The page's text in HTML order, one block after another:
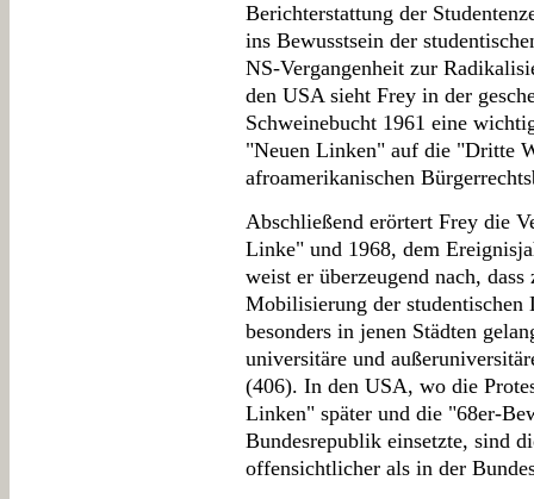
Berichterstattung der
ins Bewusstsein der
NS-Vergangenheit zur
den USA sieht Frey in der
Schweinebucht 1961 eine
"Neuen Linken" auf die "Dritte
afroamerikanischen
Abschließend erörtert Frey die
Linke" und 1968, dem
weist er überzeugend nach,
Mobilisierung der studentischen
besonders in jenen Städten
universitäre und
(406). In den USA, wo die
Linken" später und die "68er-
Bundesrepublik einsetzte, sind
offensichtlicher als in der